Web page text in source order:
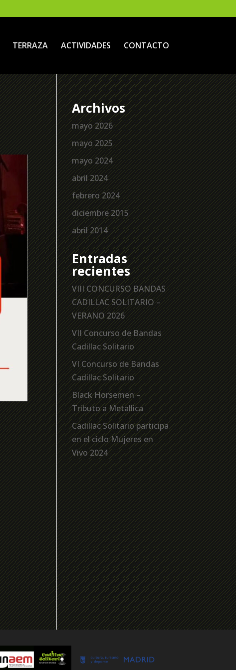
TERRAZA ACTIVIDADES CONTACTO
Archivos
mayo 2026
mayo 2025
mayo 2024
abril 2024
febrero 2024
diciembre 2015
abril 2014
Entradas
recientes
VIII CONCURSO BANDAS
CADILLAC SOLITARIO –
VERANO 2026
VII Concurso de Bandas
Cadillac Solitario
VI Concurso de Bandas
Cadillac Solitario
Black Horsemen –
Tributo a Metallica
Cadillac Solitario participa
en el ciclo Mujeres en
Vivo 2024